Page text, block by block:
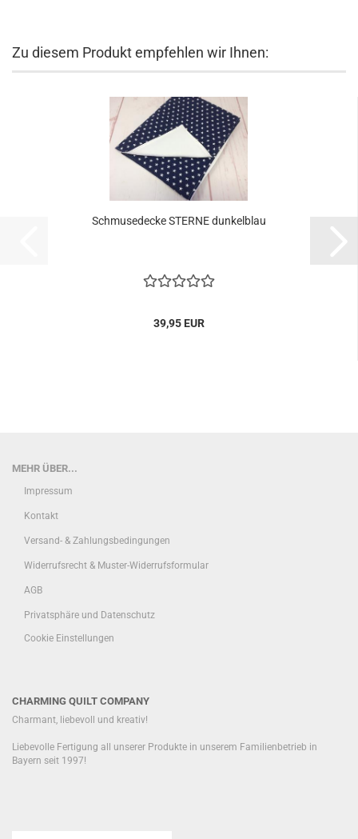
Zu diesem Produkt empfehlen wir Ihnen:
Schmusedecke STERNE dunkelblau
39,95 EUR
MEHR ÜBER...
Impressum
Kontakt
Versand- & Zahlungsbedingungen
Widerrufsrecht & Muster-Widerrufsformular
AGB
Privatsphäre und Datenschutz
Cookie Einstellungen
CHARMING QUILT COMPANY
Charmant, liebevoll und kreativ!
Liebevolle Fertigung all unserer Produkte in unserem Familienbetrieb in
Bayern seit 1997!